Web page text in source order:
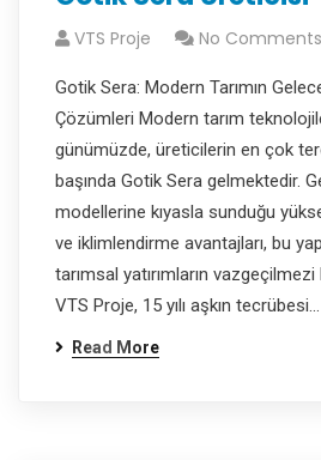
VTS Proje No Comments
Gotik Sera: Modern Tarımın
Çözümleri Modern tarım
günümüzde, üreticilerin en çok
başında Gotik Sera gelmektedir.
modellerine kıyasla sunduğu
ve iklimlendirme avantajları, bu
tarımsal yatırımların
VTS Proje, 15 yılı aşkın tecrübesi…
Read More